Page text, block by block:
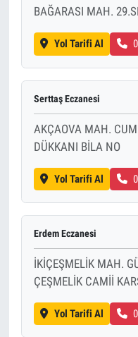
BAĞARASI MAH.
Yol Tarifi Al
Serttaş Eczanesi
AKÇAOVA MAH.
DÜKKANI BİLA NO
Yol Tarifi Al
Erdem Eczanesi
İKİÇEŞMELİK MAH.
ÇEŞMELİK CAMİİ
Yol Tarifi Al